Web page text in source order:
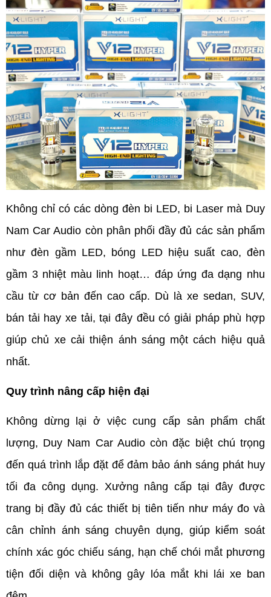
Không chỉ có các dòng đèn bi LED, bi Laser mà Duy
Nam Car Audio còn phân phối đầy đủ các sản phẩm
như đèn gầm LED, bóng LED hiệu suất cao, đèn
gầm 3 nhiệt màu linh hoạt… đáp ứng đa dạng nhu
cầu từ cơ bản đến cao cấp. Dù là xe sedan, SUV,
bán tải hay xe tải, tại đây đều có giải pháp phù hợp
giúp chủ xe cải thiện ánh sáng một cách hiệu quả
nhất.
Quy trình nâng cấp hiện đại
Không dừng lại ở việc cung cấp sản phẩm chất
lượng, Duy Nam Car Audio còn đặc biệt chú trọng
đến quá trình lắp đặt để đảm bảo ánh sáng phát huy
tối đa công dụng. Xưởng nâng cấp tại đây được
trang bị đầy đủ các thiết bị tiên tiến như máy đo và
cân chỉnh ánh sáng chuyên dụng, giúp kiểm soát
chính xác góc chiếu sáng, hạn chế chói mắt phương
tiện đối diện và không gây lóa mắt khi lái xe ban